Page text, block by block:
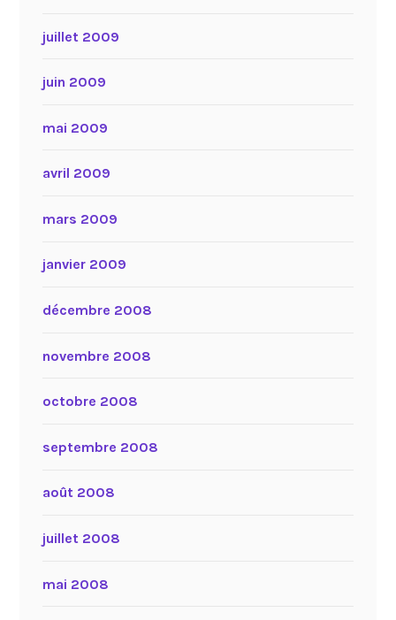
juillet 2009
juin 2009
mai 2009
avril 2009
mars 2009
janvier 2009
décembre 2008
novembre 2008
octobre 2008
septembre 2008
août 2008
juillet 2008
mai 2008